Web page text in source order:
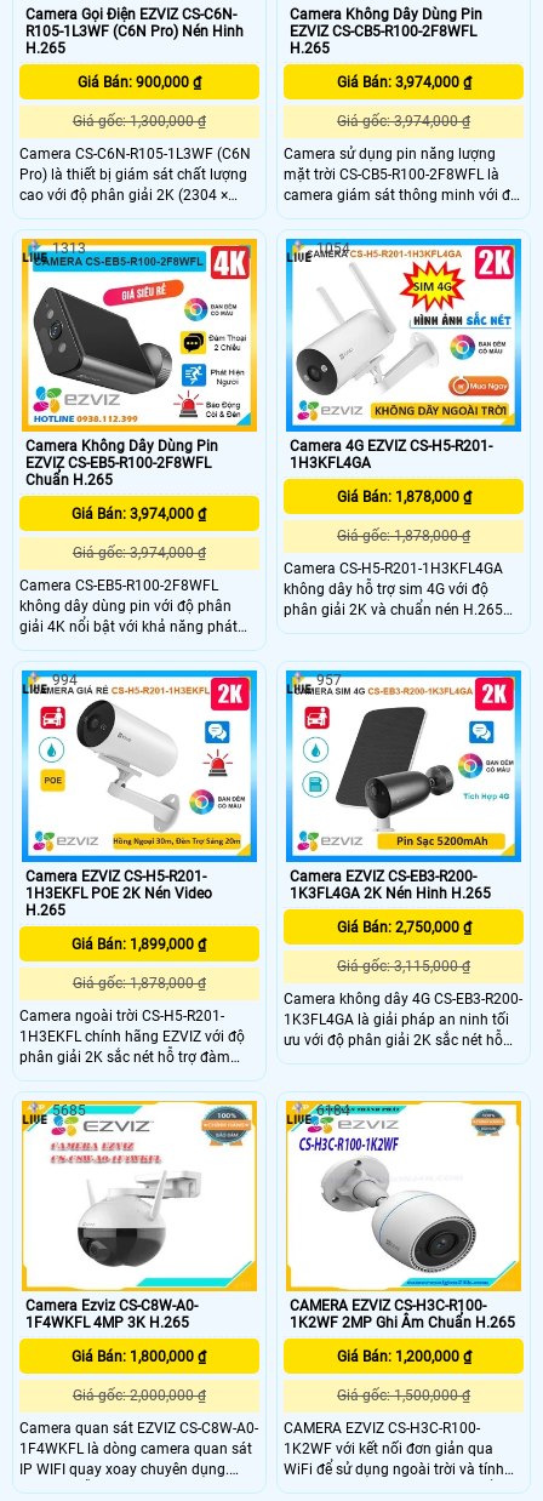
Camera Gọi Điện EZVIZ CS-C6N-
R105-1L3WF (C6N Pro) Nén Hinh
H.265
Giá Bán: 900,000 ₫
Giá gốc: 1,300,000 ₫
Camera CS-C6N-R105-1L3WF (C6N
Pro) là thiết bị giám sát chất lượng
cao với độ phân giải 2K (2304 ×
1296) mang lại hình ảnh sắc nét và
chi tiết Camera có khả năng quay
xoay 360 độ đàm thoại 2 chiều tích
hợp nút gọi điện cảm ứng tiện lợi
giúp bạn dễ dàng tương tác từ xa
Camera Không Dây Dùng Pin
EZVIZ CS-CB5-R100-2F8WFL
H.265
Giá Bán: 3,974,000 ₫
Giá gốc: 3,974,000 ₫
Camera sử dụng pin năng lượng
mặt trời CS-CB5-R100-2F8WFL là
camera giám sát thông minh với độ
phân giải cao lên đến 8MP cho hình
ảnh sắc nét và chi tiết Tích hợp
công nghệ AI camera có khả năng
phát hiện dáng người và phương
tiện báo động khi phát hiện xâm
nhập Thiết kế bền bỉ chống nước
IP65 phù hợp lắp đặt trong mọi điều
kiện thời tiết.
Camera Không Dây Dùng Pin
EZVIZ CS-EB5-R100-2F8WFL
Chuẩn H.265
Giá Bán: 3,974,000 ₫
Giá gốc: 3,974,000 ₫
Camera CS-EB5-R100-2F8WFL
không dây dùng pin với độ phân
giải 4K nổi bật với khả năng phát
hiện hình dáng người và phương
tiện hỗ trợ đàm thoại 2 chiều
camera còn trang bị còi cảnh báo
và đèn chớp tăng cường an ninh khi
phát hiện sự xâm nhập camera tích
hợp tấm pin năng lượng mặt trời và
pin sạc đạt chuẩn IP65 chống nước
và bụi giúp hoạt động bền bỉ trong
mọi điều kiện thời tiết.
1313
Camera 4G EZVIZ CS-H5-R201-
1H3KFL4GA
Giá Bán: 1,878,000 ₫
Giá gốc: 1,878,000 ₫
Camera CS-H5-R201-1H3KFL4GA
không dây hỗ trợ sim 4G với độ
phân giải 2K và chuẩn nén H.265
giúp tiết kiệm băng thông camera
nhìn hồng ngoại lên đến 30m và
ánh sáng trắng 20m đảm bảo quan
sát rõ ràng cả ngày lẫn đêm với
chuẩn IP67 camera còn tích hợp
tính năng phát hiện thông minh và
cảnh báo bằng còi và đèn chớp
1054
Camera EZVIZ CS-H5-R201-
1H3EKFL POE 2K Nén Video
H.265
Giá Bán: 1,899,000 ₫
Giá gốc: 1,878,000 ₫
Camera ngoài trời CS-H5-R201-
1H3EKFL chính hãng EZVIZ với độ
phân giải 2K sắc nét hỗ trợ đàm
thoại hai chiều và phát hiện thông
minh với cảnh báo bằng còi và đèn
chớp. Với hồng ngoại 30m đèn trợ
sáng 20m camera mang đến hình
ảnh ban đêm có màu chân thực.
994
Camera EZVIZ CS-EB3-R200-
1K3FL4GA 2K Nén Hinh H.265
Giá Bán: 2,750,000 ₫
Giá gốc: 3,115,000 ₫
Camera không dây 4G CS-EB3-R200-
1K3FL4GA là giải pháp an ninh tối
ưu với độ phân giải 2K sắc nét hỗ
trợ nhận diện người và phương tiện
năng đàm thoại hai chiều lưu trữ thẻ
nhớ đến 512GB và tích hợp pin sạc
cùng chuẩn IP65 chống bụi nước,
phù hợp sử dụng cả trong nhà lẫn
ngoài trời.
957
Camera Ezviz CS-C8W-A0-
1F4WKFL 4MP 3K H.265
Giá Bán: 1,800,000 ₫
Giá gốc: 2,000,000 ₫
Camera quan sát EZVIZ CS-C8W-A0-
1F4WKFL là dòng camera quan sát
IP WIFI quay xoay chuyên dụng.
Camera hỗ trợ dộ phâm giải 4.0
5685
CAMERA EZVIZ CS-H3C-R100-
1K2WF 2MP Ghi Âm Chuẩn H.265
Giá Bán: 1,200,000 ₫
Giá gốc: 1,500,000 ₫
CAMERA EZVIZ CS-H3C-R100-
1K2WF với kết nối đơn giản qua
WiFi để sử dụng ngoài trời và tính
năng thông minh thì H3c có thể là
6184